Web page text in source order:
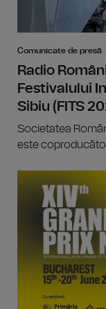
Comunicate de presă
Radio
Festivalului
Sibiu (FITS
Societatea
este coproducător